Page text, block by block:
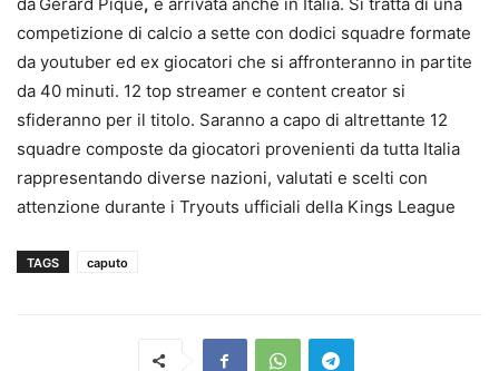
competizione di calcio a sette con dodici squadre formate
da youtuber ed ex giocatori che si affronteranno in partite
da 40 minuti. 12 top streamer e content creator si
sfideranno per il titolo. Saranno a capo di altrettante 12
squadre composte da giocatori provenienti da tutta Italia
rappresentando diverse nazioni, valutati e scelti con
attenzione durante i Tryouts ufficiali della Kings League
TAGS caputo